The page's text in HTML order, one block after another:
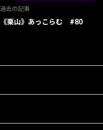
過去の記事
《栗山》あっこらむ #80